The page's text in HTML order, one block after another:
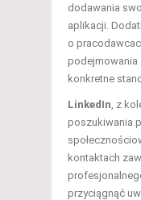
dodawania
aplikacji.
o
podejmowania
konkretne
LinkedIn , z
poszukiwania
kontaktach
przyciągnąć